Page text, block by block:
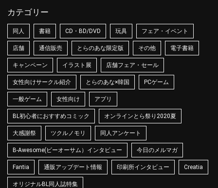
カテゴリー
同人 書籍 CD・BD/DVD 玩具 フェア・イベント
店舗 通信販売 とらのあな限定版 その他 電子書籍
キャンペーン イラスト展 店舗フェア・セール
女性向けサークル紹介 とらのあな×韓国 PCゲーム
一般ゲーム 女性向け アプリ
BL初心者におすすめコミック オンラインとら祭り2020夏
大感謝祭 ツクルノモリ 同人アンケート
B-Awesome(ビーオーサム）インタビュー 今日のメルマガ
Fantia 通販アップデート情報 印刷所インタビュー Creatia
オリジナルBL同人誌特集